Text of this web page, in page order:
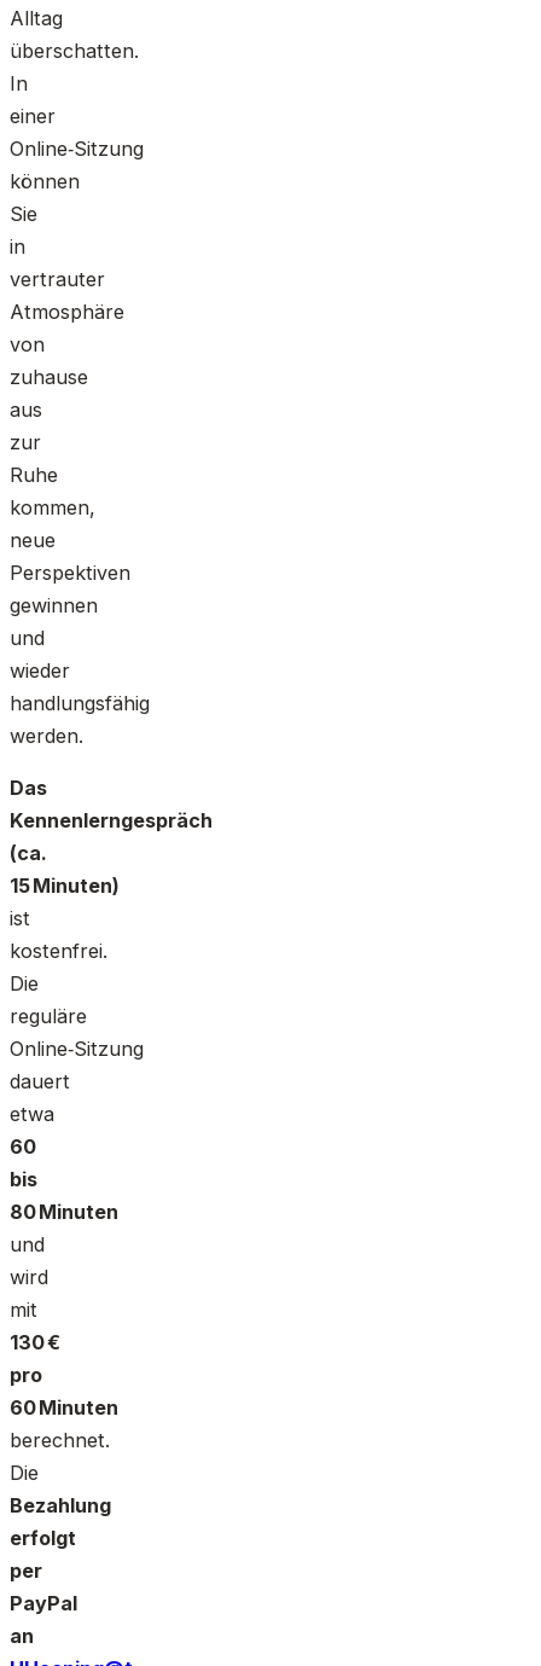
Alltag
überschatten.
In
einer
Online‑Sitzung
können
Sie
in
vertrauter
Atmosphäre
von
zuhause
aus
zur
Ruhe
kommen,
neue
Perspektiven
gewinnen
und
wieder
handlungsfähig
werden.
Das
Kennenlerngespräch
(ca.
15 Minuten)
ist
kostenfrei.
Die
reguläre
Online‑Sitzung
dauert
etwa
60
bis
80 Minuten
und
wird
mit
130 €
pro
60 Minuten
berechnet.
Die
Bezahlung
erfolgt
per
PayPal
an